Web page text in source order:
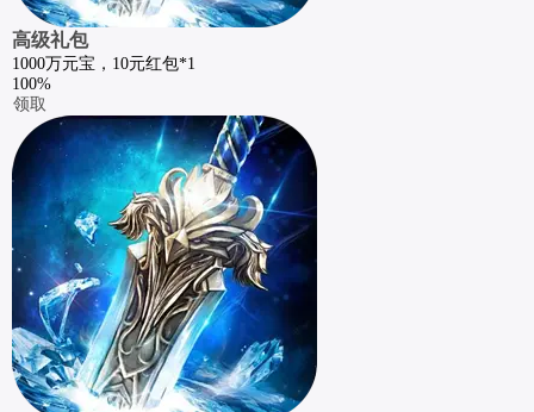
高级礼包
1000万元宝，10元红包*1
100%
领取